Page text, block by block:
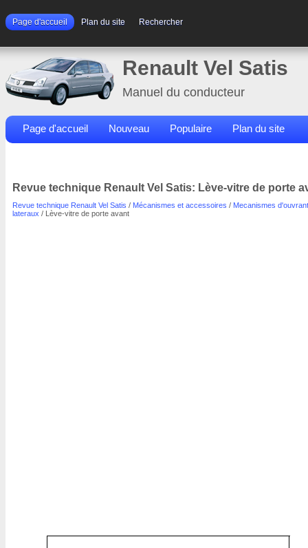
Page d'accueil Plan du site Rechercher
Renault Vel Satis
Manuel du conducteur
Page d'accueil Nouveau Populaire Plan du site
Revue technique Renault Vel Satis: Lève-vitre de porte
Revue technique Renault Vel Satis / Mécanismes et accessoires / Mecanismes
lateraux / Lève-vitre de porte avant